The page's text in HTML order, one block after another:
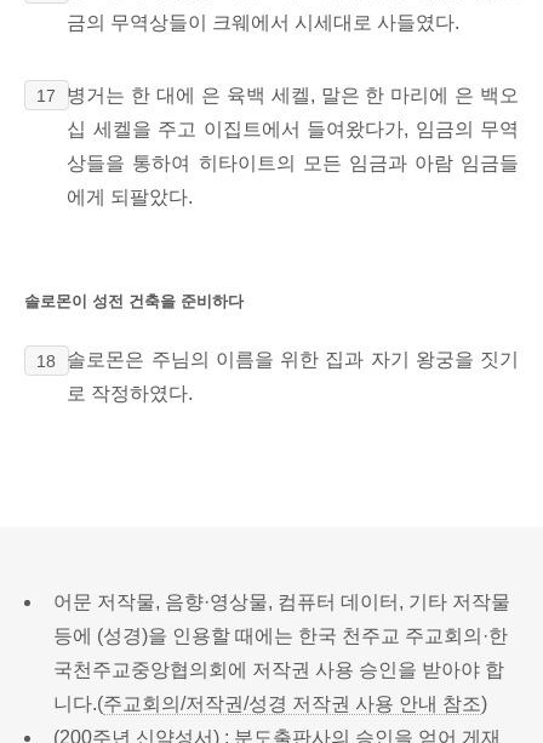
금의 무역상들이 크웨에서 시세대로 사들였다.
17
병거는 한 대에 은 육백 세켈, 말은 한 마리에 은 백오
십 세켈을 주고 이집트에서 들여왔다가, 임금의 무역
상들을 통하여 히타이트의 모든 임금과 아람 임금들
에게 되팔았다.
솔로몬이 성전 건축을 준비하다
18
솔로몬은 주님의 이름을 위한 집과 자기 왕궁을 짓기
로 작정하였다.
어문 저작물, 음향·영상물, 컴퓨터 데이터, 기타 저작물
등에 (성경)을 인용할 때에는 한국 천주교 주교회의·한
국천주교중앙협의회에 저작권 사용 승인을 받아야 합
니다.(주교회의/저작권/성경 저작권 사용 안내 참조)
(200주년 신약성서) : 분도출판사의 승인을 얻어 게재